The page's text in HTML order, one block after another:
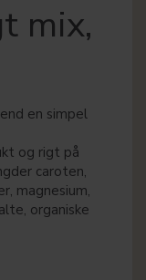
mix,
en simpel
og rigt på
caroten,
magnesium,
organiske